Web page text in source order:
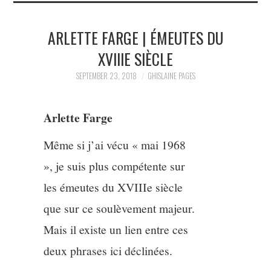
4/13
6/13
7/13
ARLETTE FARGE | ÉMEUTES DU
XVIIIE SIÈCLE
SEPTEMBER 23, 2018 GHISLAINE PAGES
Arlette Farge
Même si j’ai vécu « mai 1968
», je suis plus compétente sur
les émeutes du XVIIIe siècle
que sur ce soulèvement majeur.
Mais il existe un lien entre ces
deux phrases ici déclinées.